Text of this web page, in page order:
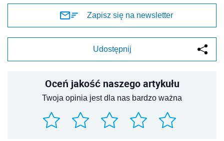
Zapisz się na newsletter
Udostępnij
Oceń jakość naszego artykułu
Twoja opinia jest dla nas bardzo ważna